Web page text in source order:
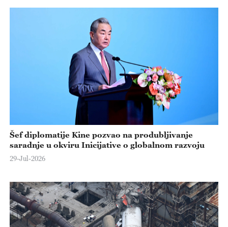
Šef diplomatije Kine pozvao na produbljivanje
saradnje u okviru Inicijative o globalnom razvoju
29-Jul-2026